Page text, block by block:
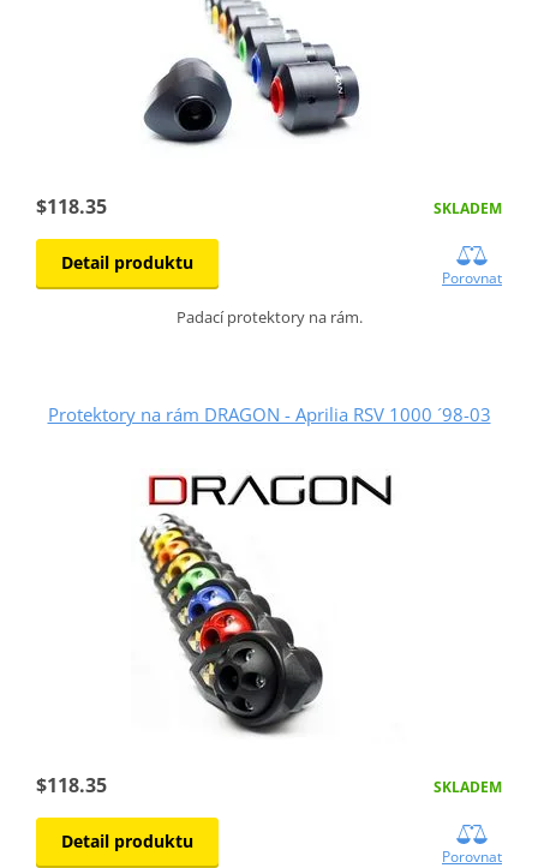
$118.35 SKLADEM
Detail produktu
Porovnat
Padací protektory na rám.
Protektory na rám DRAGON - Aprilia RSV 1000 ´98-03
$118.35 SKLADEM
Detail produktu
Porovnat